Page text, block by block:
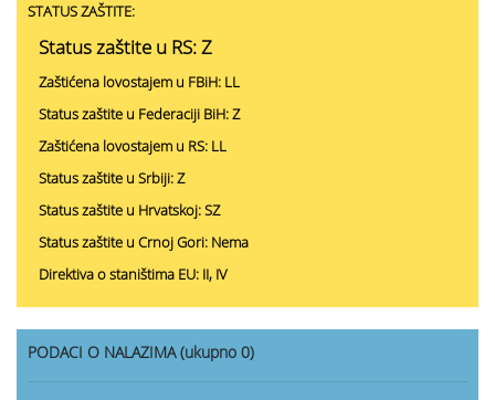
STATUS ZAŠTITE:
Status zaštite u RS: Z
Zaštićena lovostajem u FBiH: LL
Status zaštite u Federaciji BiH: Z
Zaštićena lovostajem u RS: LL
Status zaštite u Srbiji: Z
Status zaštite u Hrvatskoj: SZ
Status zaštite u Crnoj Gori: Nema
Direktiva o staništima EU: II, IV
PODACI O NALAZIMA (ukupno 0)